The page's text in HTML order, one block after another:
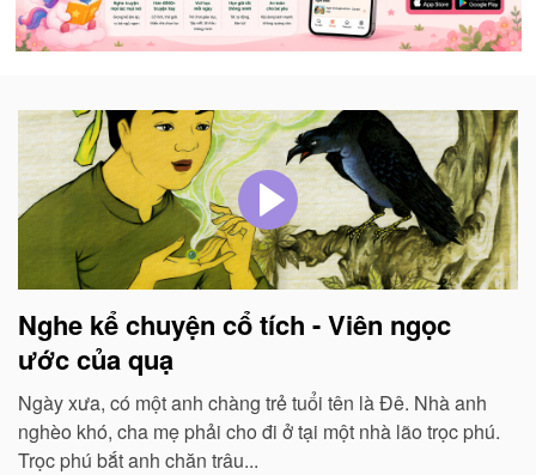
Nghe kể chuyện cổ tích - Viên ngọc
ước của quạ
Ngày xưa, có một anh chàng trẻ tuổi tên là Đê. Nhà anh
nghèo khó, cha mẹ phải cho đi ở tại một nhà lão trọc phú.
Trọc phú bắt anh chăn trâu...